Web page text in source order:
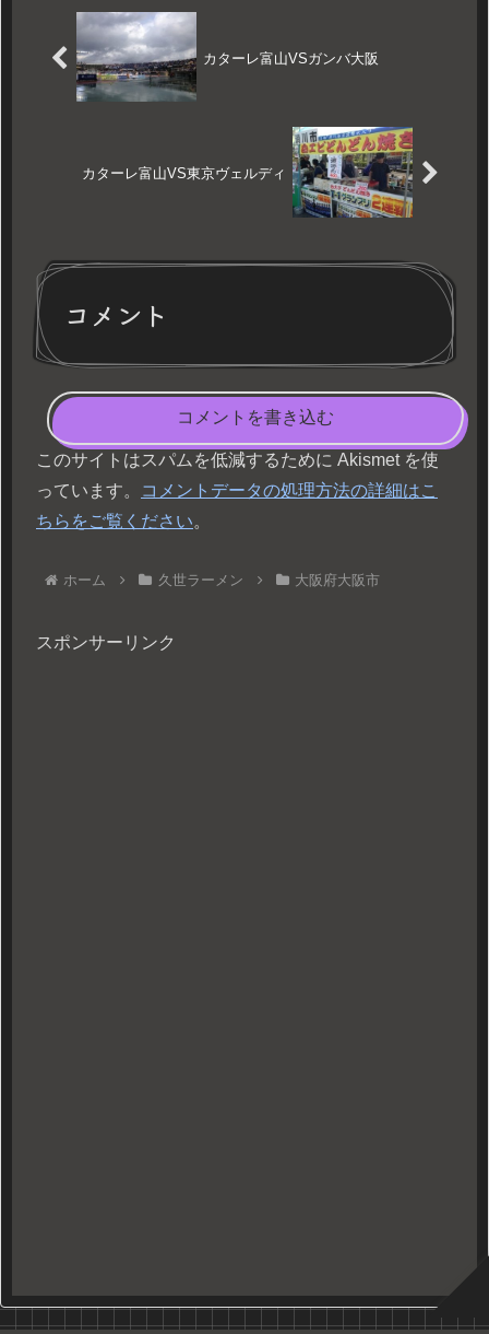
カターレ富山VSガンバ大阪
カターレ富山VS東京ヴェルディ
コメント
コメントを書き込む
このサイトはスパムを低減するために Akismet を使
っています。
コメントデータの処理方法の詳細はこ
ちらをご覧ください。
ホーム 久世ラーメン 大阪府大阪市
スポンサーリンク